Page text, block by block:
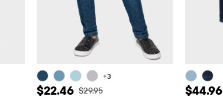
+3
Prix ​​de vente: $22.46
$22.46 Prix ​​d'origine: $29.95
$29.95 Prix
$44.96